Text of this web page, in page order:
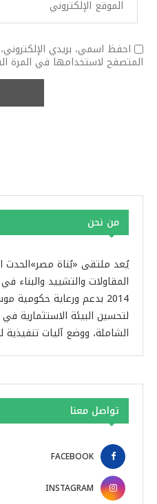
احفظ اسمي، بريدي
المتصفح لاستخدامها في المرة
من نحن
يُعد ملتقى «بُناة مصر»الحدث
المقاولات والتشييد
2014 بدعم ورعاية
لتحسين البيئة الاستثمارية
الشاملة، ووضع آليات تنفيذية
تواصل معنا
FACEBOOK
INSTAGRAM